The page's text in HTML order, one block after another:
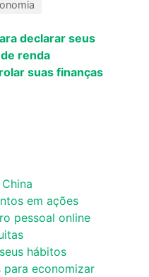
declarar seus
renda
suas finanças
em ações
pessoal online
hábitos
economizar